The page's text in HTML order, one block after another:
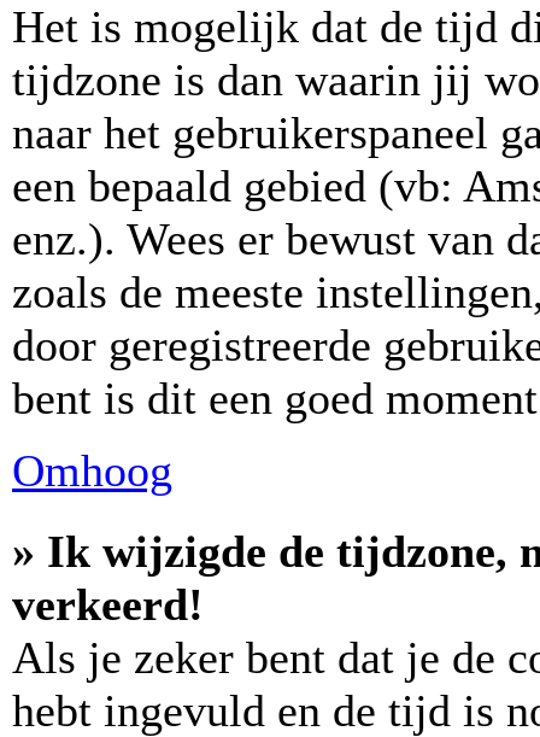
Het is mogelijk dat de tijd
tijdzone is dan waarin jij
naar het gebruikerspaneel
een bepaald gebied (vb:
enz.). Wees er bewust van
zoals de meeste
door geregistreerde
bent is dit een goed
Omhoog
» Ik wijzigde de tijdzone,
verkeerd!
Als je zeker bent dat je de
hebt ingevuld en de tijd is